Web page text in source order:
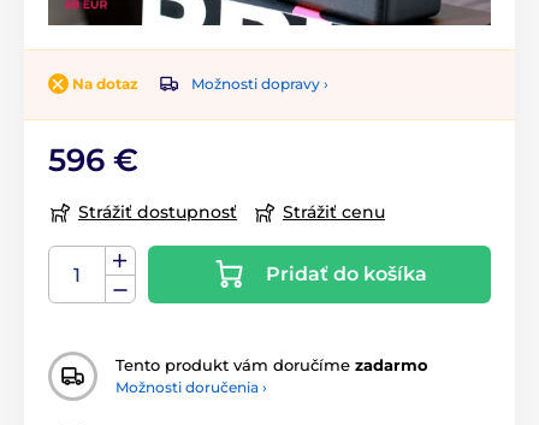
Na dotaz Možnosti dopravy ›
596 €
Strážiť dostupnosť Strážiť cenu
Pridať do košíka
Tento produkt vám doručíme zadarmo
Možnosti doručenia ›